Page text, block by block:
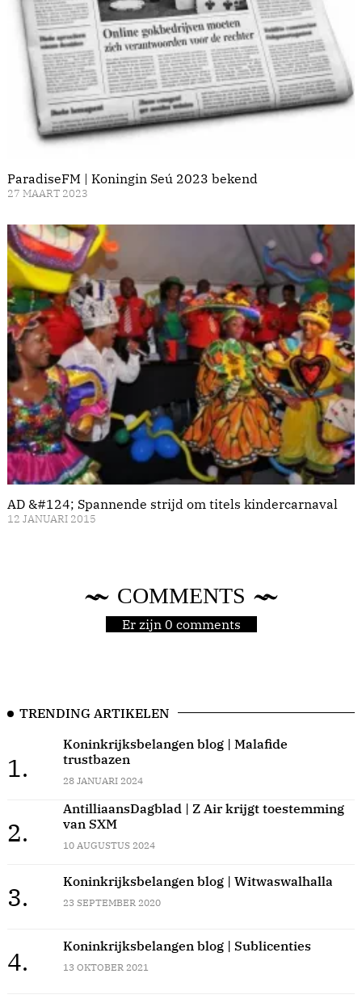
ParadiseFM | Koningin Seú 2023 bekend
27 MAART 2023
AD &#124; Spannende strijd om titels kindercarnaval
12 JANUARI 2015
COMMENTS
Er zijn 0 comments
TRENDING ARTIKELEN
1.
Koninkrijksbelangen blog | Malafide
trustbazen
28 JANUARI 2024
2.
AntilliaansDagblad | Z Air krijgt toestemming
van SXM
10 AUGUSTUS 2024
3.
Koninkrijksbelangen blog | Witwaswalhalla
23 SEPTEMBER 2020
4.
Koninkrijksbelangen blog | Sublicenties
13 OKTOBER 2021